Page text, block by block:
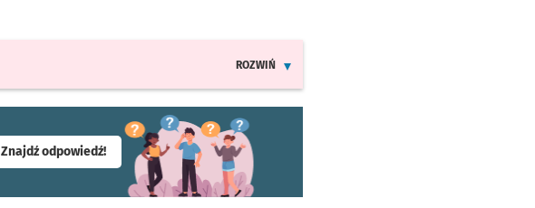
ROZWIŃ
Znajdź odpowiedź!- otworzy się w nowej karcie